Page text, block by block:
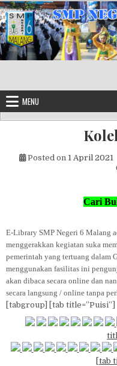
Skip to content
MENU
Posted on 1 April 2021
Cari
E-Library SMP Negeri 6 Malang
menggerakkan kegiatan suka
pemerintah yang tertuang dalam
menggunakan fasilitas ini
akan dibaca secara online dan
secara langsung / online tanpa
[tabgroup] [tab title=”Puisi”]
[tab